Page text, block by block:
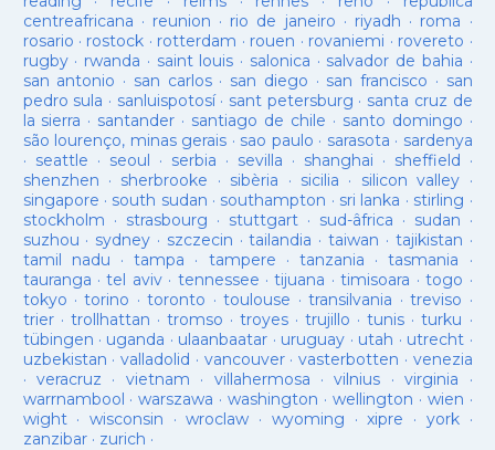
centreafricana · reunion · rio de janeiro · riyadh · roma ·
rosario · rostock · rotterdam · rouen · rovaniemi · rovereto ·
rugby· rwanda · saint louis · salonica · salvador de bahia ·
san antonio · san carlos· san diego · san francisco · san
pedro sula · sanluispotosí· sant petersburg · santa cruz de
la sierra · santander · santiago de chile · santo domingo ·
são lourenço, minas gerais · sao paulo · sarasota · sardenya
· seattle · seoul · serbia · sevilla · shanghai · sheffield ·
shenzhen · sherbrooke · sibèria · sicilia · silicon valley ·
singapore · south sudan · southampton · sri lanka · stirling ·
stockholm · strasbourg · stuttgart· sud-âfrica · sudan ·
suzhou · sydney · szczecin ·tailandia ·taiwan · tajikistan ·
tamil nadu ·tampa · tampere · tanzania ·tasmania ·
tauranga ·tel aviv· tennessee ·tijuana ·timisoara ·togo ·
tokyo ·torino ·toronto ·toulouse ·transilvania ·treviso ·
trier· trollhattan · tromso · troyes·trujillo ·tunis ·turku ·
tübingen · uganda · ulaanbaatar · uruguay · utah · utrecht ·
uzbekistan · valladolid · vancouver· vasterbotten · venezia
· veracruz · vietnam · villahermosa ·vilnius ·virginia ·
warrnambool ·warszawa ·washington · wellington · wien ·
wight· wisconsin ·wroclaw · wyoming ·xipre · york·
zanzibar· zurich ·